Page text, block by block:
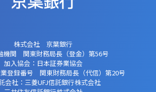
株式会社 京葉銀行
機関 関東財務局長（登金）第56号
加入協会：日本証券業協会
登録番号 関東財務局長（代信）第20号
会社：三菱UFJ信託銀行株式会社